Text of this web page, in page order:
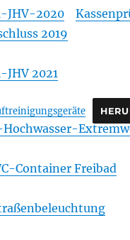
JHV-2020
2019
2021
Container Freibad